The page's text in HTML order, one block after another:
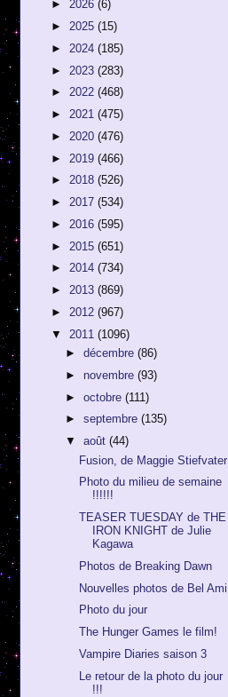
► 2026 (6)
► 2025 (15)
► 2024 (185)
► 2023 (283)
► 2022 (468)
► 2021 (475)
► 2020 (476)
► 2019 (466)
► 2018 (526)
► 2017 (534)
► 2016 (595)
► 2015 (651)
► 2014 (734)
► 2013 (869)
► 2012 (967)
▼ 2011 (1096)
► décembre (86)
► novembre (93)
► octobre (111)
► septembre (135)
▼ août (44)
Fusion, de Maggie Stiefvater
Photo du milieu de semaine
!!!!!!
TEASER TUESDAY de THE
IRON KNIGHT de Julie
Kagawa
Photos de Breaking Dawn
Nouvelles photos de Bel Ami
Photo du jour
The Hunger Games le film!
Vampire Diaries saison 3
Le retour de la photo du jour
!!!